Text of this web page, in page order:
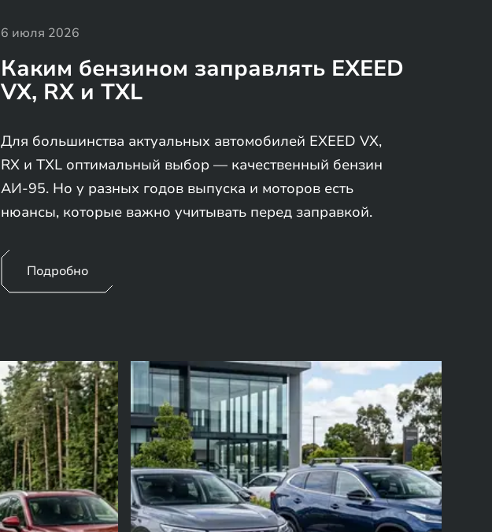
6 июля 2026
Каким бензином заправлять EXEED
VX, RX и TXL
Для большинства актуальных автомобилей EXEED VX,
RX и TXL оптимальный выбор — качественный бензин
АИ-95. Но у разных годов выпуска и моторов есть
нюансы, которые важно учитывать перед заправкой.
Подробно